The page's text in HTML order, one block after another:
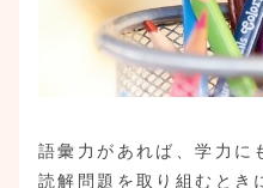
語彙力があれば、学力に
読解問題を取り組むとき